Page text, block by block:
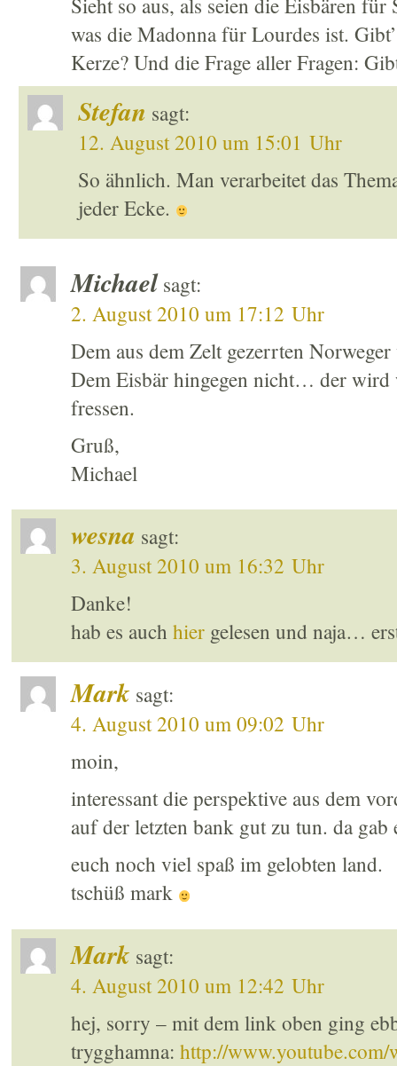
Sieht so aus, als seien die Eisbären
was die Madonna für Lourdes ist.
Kerze? Und die Frage aller Fragen:
Stefan sagt:
12. August 2010 um 15:01 Uhr
So ähnlich. Man verarbeitet das
jeder Ecke.
Michael sagt:
2. August 2010 um 17:12 Uhr
Dem aus dem Zelt gezerrten
Dem Eisbär hingegen nicht… der wird
fressen.
Gruß,
Michael
wesna sagt:
3. August 2010 um 16:32 Uhr
Danke!
hab es auch hiergelesen und naja…
Mark sagt:
4. August 2010 um 09:02 Uhr
moin,
interessant die perspektive aus dem
auf der letzten bank gut zu tun. da
euch noch viel spaß im gelobten land.
tschüß mark
Mark sagt:
4. August 2010 um 12:42 Uhr
hej, sorry – mit dem link oben ging
trygghamna: http://